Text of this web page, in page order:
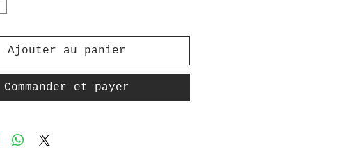
Ajouter au panier
Commander et payer